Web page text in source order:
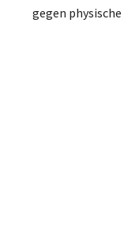
gegen